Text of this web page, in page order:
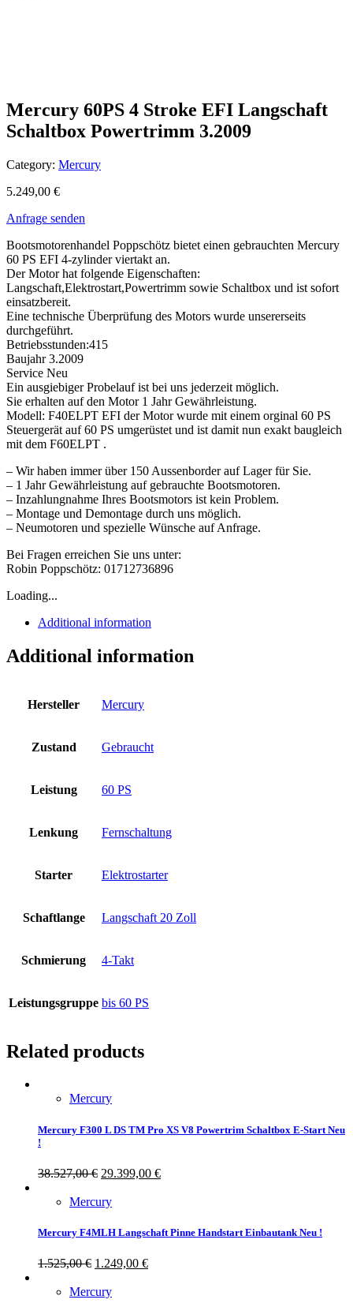
Mercury 60PS 4 Stroke EFI Langschaft
Schaltbox Powertrimm 3.2009
Category: Mercury
5.249,00 €
Anfrage senden
Bootsmotorenhandel Poppschötz bietet einen gebrauchten Mercury
60 PS EFI 4-zylinder viertakt an.
Der Motor hat folgende Eigenschaften:
Langschaft,Elektrostart,Powertrimm sowie Schaltbox und ist sofort
einsatzbereit.
Eine technische Überprüfung des Motors wurde unsererseits
durchgeführt.
Betriebsstunden:415
Baujahr 3.2009
Service Neu
Ein ausgiebiger Probelauf ist bei uns jederzeit möglich.
Sie erhalten auf den Motor 1 Jahr Gewährleistung.
Modell: F40ELPT EFI der Motor wurde mit einem orginal 60 PS
Steuergerät auf 60 PS umgerüstet und ist damit nun exakt baugleich
mit dem F60ELPT .
– Wir haben immer über 150 Aussenborder auf Lager für Sie.
– 1 Jahr Gewährleistung auf gebrauchte Bootsmotoren.
– Inzahlungnahme Ihres Bootsmotors ist kein Problem.
– Montage und Demontage durch uns möglich.
– Neumotoren und spezielle Wünsche auf Anfrage.
Bei Fragen erreichen Sie uns unter:
Robin Poppschötz: 01712736896
Loading...
Additional information
Additional information
Hersteller Mercury
Zustand Gebraucht
Leistung 60 PS
Lenkung Fernschaltung
Starter Elektrostarter
Schaftlange Langschaft 20 Zoll
Schmierung 4-Takt
Leistungsgruppe bis 60 PS
Related products
Mercury
Mercury F300 L DS TM Pro XS V8 Powertrim Schaltbox E-Start Neu
!
38.527,00€ 29.399,00 €
Mercury
Mercury F4MLH Langschaft Pinne Handstart Einbautank Neu !
1.525,00€ 1.249,00 €
Mercury